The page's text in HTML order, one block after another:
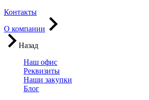
Контакты
О компании
Назад
Наш офис
Реквизиты
Наши закупки
Блог